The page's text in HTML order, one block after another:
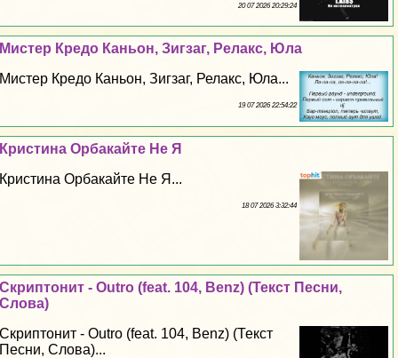
20 07 2026 20:29:24
Мистер Кредо Каньон, Зигзаг, Релакс, Юла
Мистер Кредо Каньон, Зигзаг, Релакс, Юла...
19 07 2026 22:54:22
Кристина Орбакайте Не Я
Кристина Орбакайте Не Я...
18 07 2026 3:32:44
Скриптонит - Outro (feat. 104, Benz) (Текст Песни,
Слова)
Скриптонит - Outro (feat. 104, Benz) (Текст
Песни, Слова)...